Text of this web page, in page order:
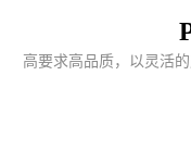
高要求高品质，以灵活